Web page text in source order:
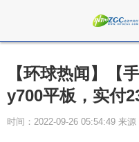
【环球热闻】【
y700平板，实付
时间：2022-09-26 05:54:49 来